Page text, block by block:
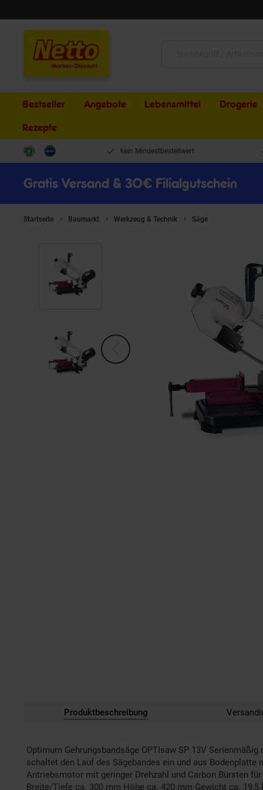
Bestseller Angebote Lebensmittel Drogerie
Rezepte
kein Mindestbestellwert
Gratis Versand & 30€ Filialgutschein
Startseite Baumarkt Werkzeug & Technik Säge
Produktbeschreibung
Optimum Gehrungsbandsäge OPTIsaw SP 13V
schaltet den Lauf des Sägebandes ein und aus
Antriebsmotor mit geringer Drehzahl und Carbon Bürsten
Breite/Tiefe ca. 300 mm Höhe ca. 420 mm Gewicht ca.